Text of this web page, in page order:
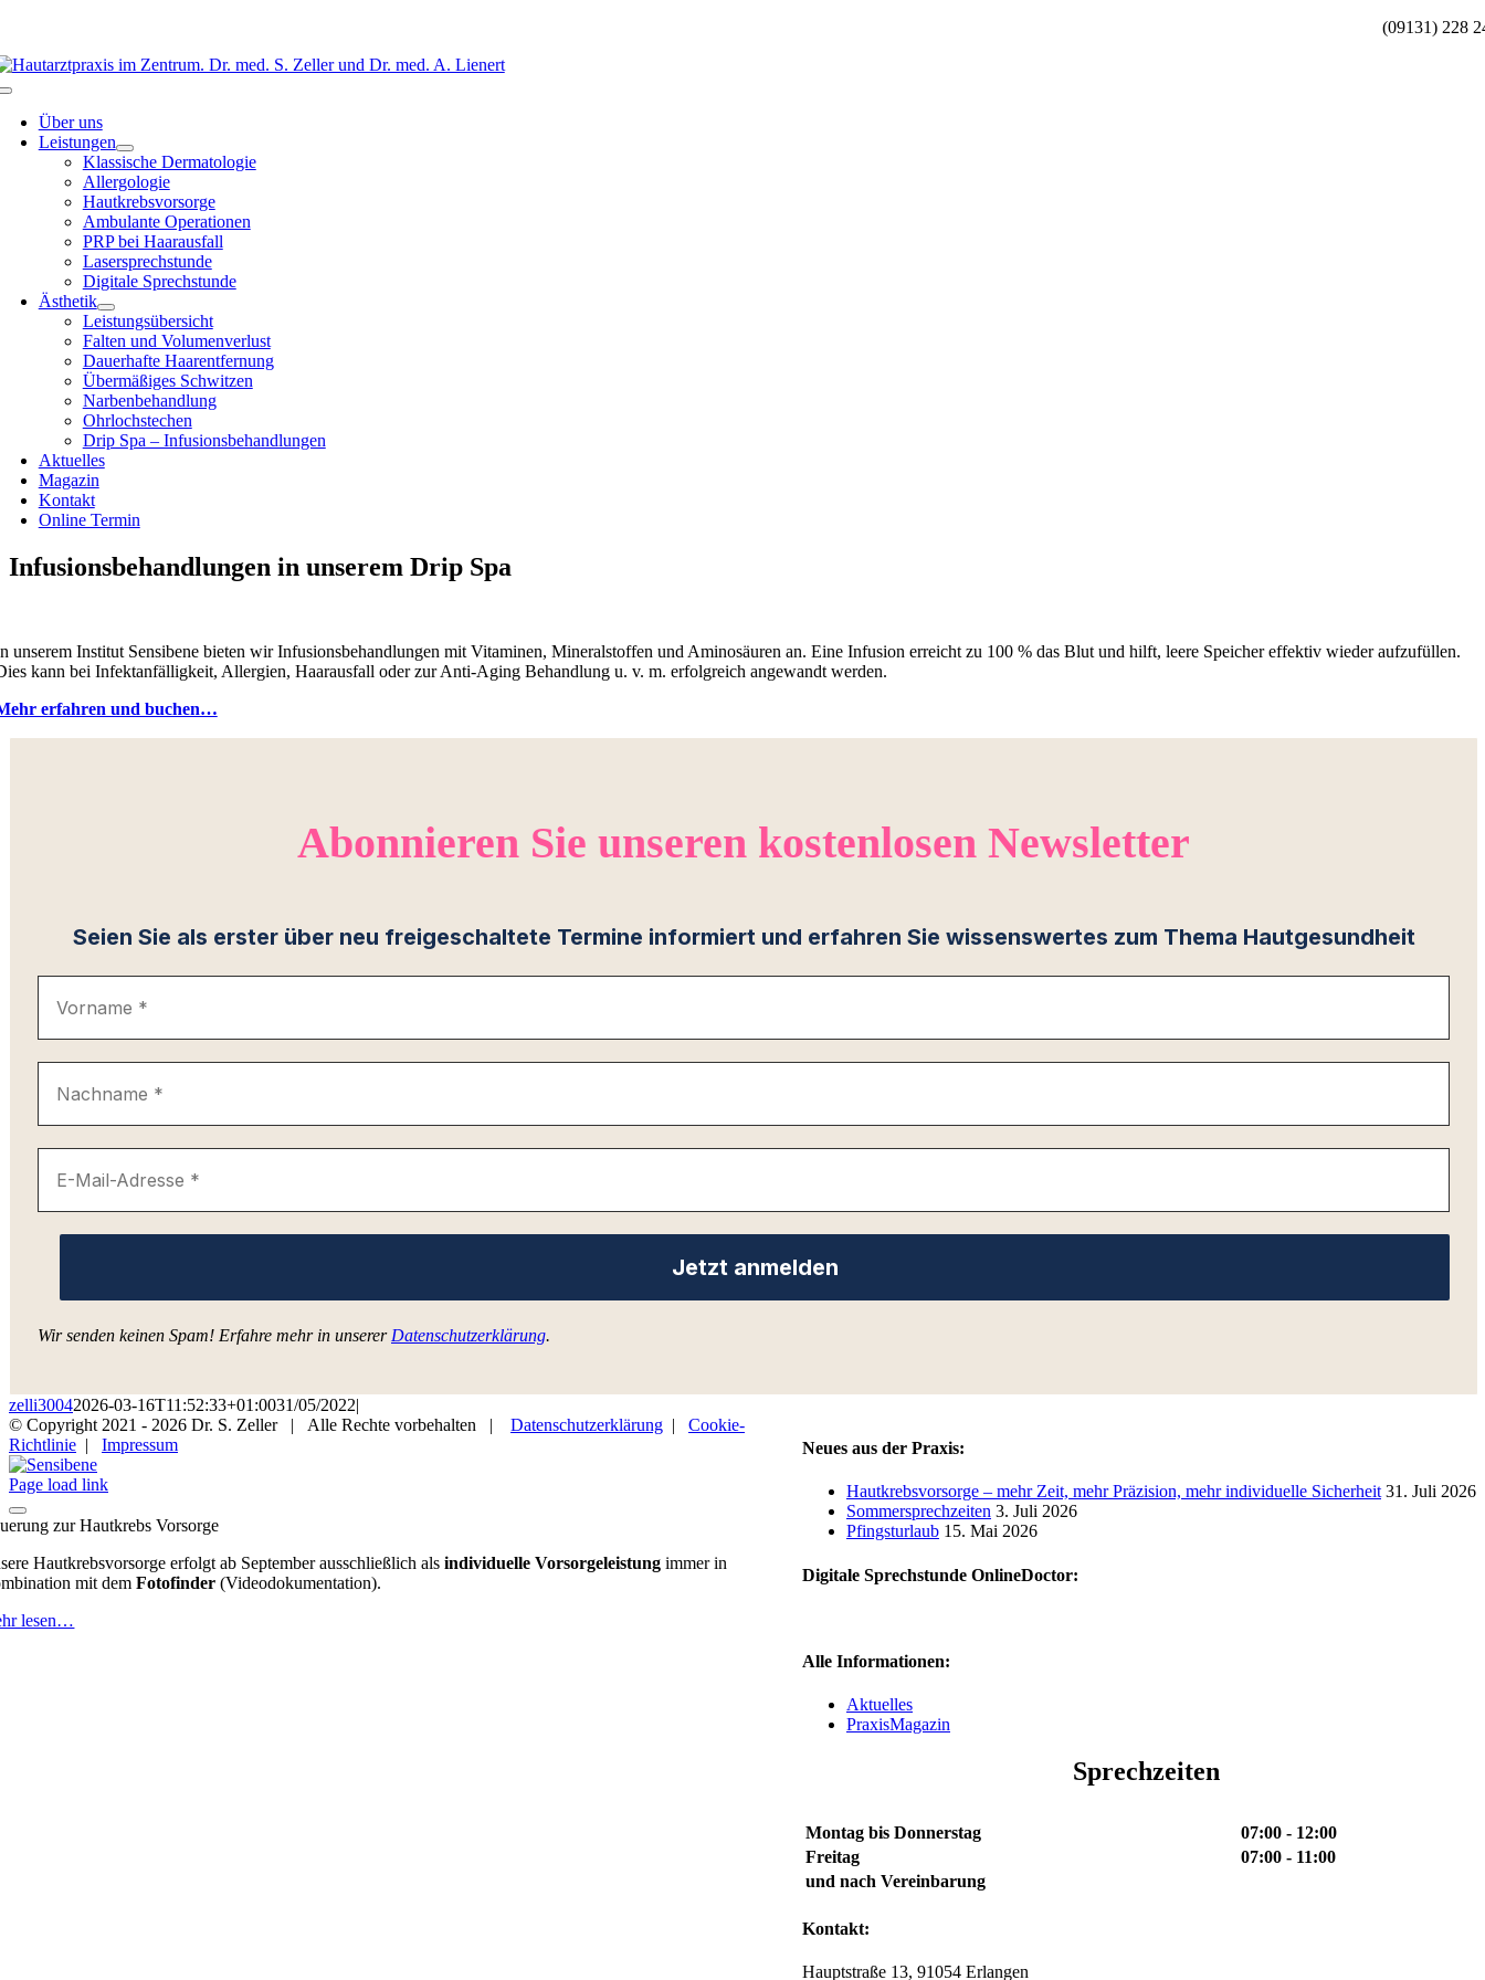
springen
(09131) 228
Toggle
NavigationÜber uns
Leistungen
Klassische Dermatologie
Allergologie
Hautkrebsvorsorge
Ambulante Operationen
PRP bei Haarausfall
Lasersprechstunde
Digitale Sprechstunde
Ästhetik
Leistungsübersicht
Falten und Volumenverlust
Dauerhafte Haarentfernung
Übermäßiges Schwitzen
Narbenbehandlung
Ohrlochstechen
Drip Spa – Infusionsbehandlungen
Aktuelles
Magazin
Kontakt
Online Termin
Infusionsbehandlungen in unserem Drip Spa
unserem Institut Sensibene bieten wir Infusionsbehandlungen mit Vitaminen, Mineralstoffen und Aminosäuren an. Eine Infusion erreicht zu 100 % das Blut und hilft, leere Speicher effektiv wieder aufzufüllen.
kann bei Infektanfälligkeit, Allergien, Haarausfall oder zur Anti-Aging Behandlung u. v. m. erfolgreich angewandt werden.
erfahren und buchen…
Abonnieren Sie unseren kostenlosen Newsletter
Seien Sie als erster über neu freigeschaltete Termine informiert und erfahren Sie wissenswertes zum Thema Hautgesundheit
Wir senden keinen Spam! Erfahre mehr in unserer Datenschutzerklärung.
zelli30042026-03-16T11:52:33+01:0031/05/2022|
Neues aus der Praxis:
Hautkrebsvorsorge – mehr Zeit, mehr Präzision, mehr individuelle Sicherheit 31. Juli 2026
Sommersprechzeiten 3. Juli 2026
Pfingsturlaub 15. Mai 2026
Digitale Sprechstunde OnlineDoctor:
Alle Informationen:
Aktuelles
PraxisMagazin
Sprechzeiten
Montag bis Donnerstag
07:00 - 12:00
Freitag
07:00 - 11:00
und nach Vereinbarung
Kontakt:
Hauptstraße 13, 91054 Erlangen
© Copyright 2021 - 2026 Dr. S. Zeller | Alle Rechte vorbehalten | Datenschutzerklärung | Cookie-
Richtlinie | Impressum
Instagram
Sensibene
Facebook
Page load link
zur Hautkrebs Vorsorge
Hautkrebsvorsorge erfolgt ab September ausschließlich alsindividuelle Vorsorgeleistung immer in
mit demFotofinder (Videodokumentation).
lesen…